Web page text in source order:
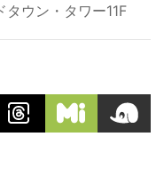
ウン・タワー11F